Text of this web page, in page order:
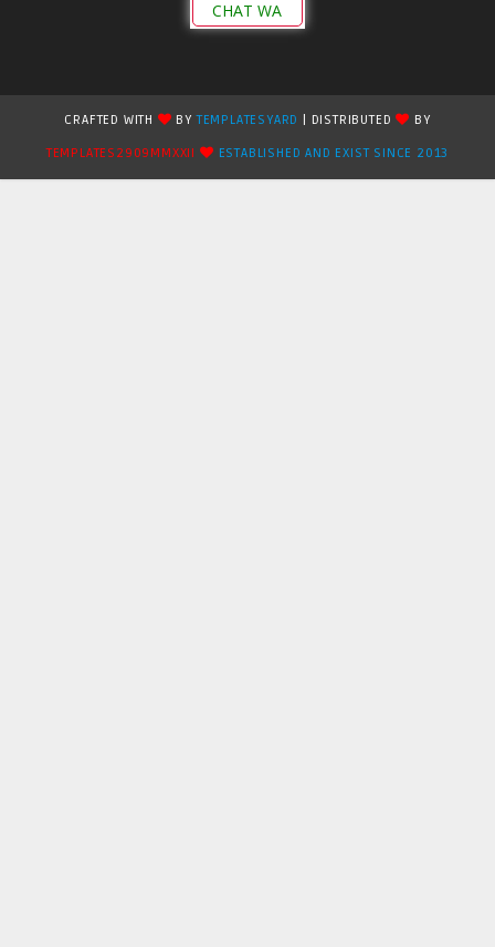
CHAT WA
CRAFTED WITH BYTEMPLATESYARD | DISTRIBUTED
BY
TEMPLATES2909MMXXII
ESTABLISHED AND EXIST SINCE 2013